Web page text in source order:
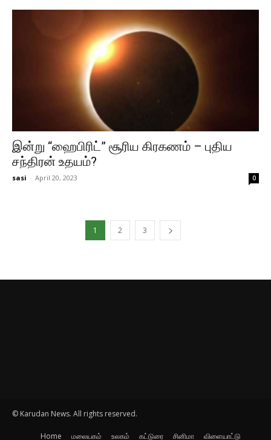
இன்று “ஹைபிரிட்” சூரிய கிரகணம் – புதிய
சந்திரன் உதயம்?
sasi - April 20, 2023 0
1 2 3
© Karudan News. All rights reserved.
Home மலையகம் உலகம் கட்டுரை சினிமா விளையாட்டு